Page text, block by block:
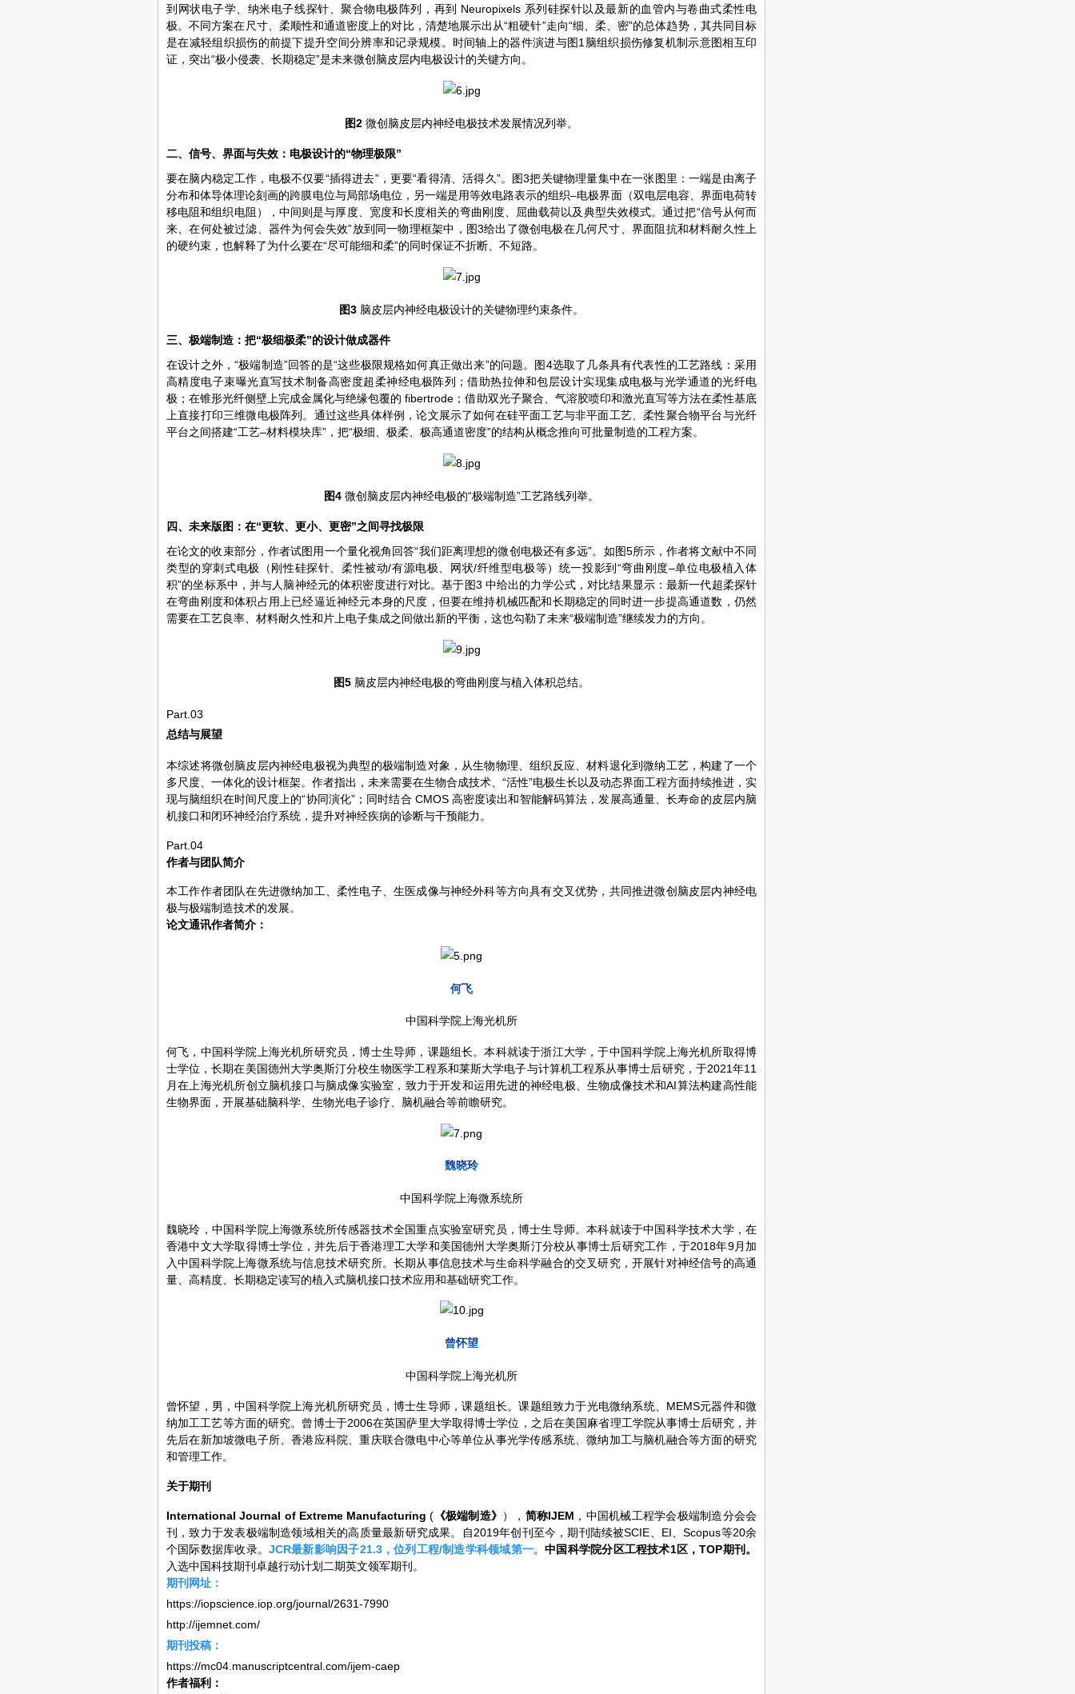
到网状电子学、纳米电子线探针、聚合物电极阵列，再到 Neuropixels 系列硅探针以及最新的血管内与卷曲式柔性电
极。不同方案在尺寸、柔顺性和通道密度上的对比，清楚地展示出从“粗硬针”走向“细、柔、密”的总体趋势，其共同目标
是在减轻组织损伤的前提下提升空间分辨率和记录规模。时间轴上的器件演进与图1脑组织损伤修复机制示意图相互印
证，突出“极小侵袭、长期稳定”是未来微创脑皮层内电极设计的关键方向。
图2 微创脑皮层内神经电极技术发展情况列举。
二、信号、界面与失效：电极设计的“物理极限”
要在脑内稳定工作，电极不仅要“插得进去”，更要“看得清、活得久”。图3把关键物理量集中在一张图里：一端是由离子
分布和体导体理论刻画的跨膜电位与局部场电位，另一端是用等效电路表示的组织–电极界面（双电层电容、界面电荷转
移电阻和组织电阻），中间则是与厚度、宽度和长度相关的弯曲刚度、屈曲载荷以及典型失效模式。通过把“信号从何而
来、在何处被过滤、器件为何会失效”放到同一物理框架中，图3给出了微创电极在几何尺寸、界面阻抗和材料耐久性上
的硬约束，也解释了为什么要在“尽可能细和柔”的同时保证不折断、不短路。
图3 脑皮层内神经电极设计的关键物理约束条件。
三、极端制造：把“极细极柔”的设计做成器件
在设计之外，“极端制造”回答的是“这些极限规格如何真正做出来”的问题。图4选取了几条具有代表性的工艺路线：采用
高精度电子束曝光直写技术制备高密度超柔神经电极阵列；借助热拉伸和包层设计实现集成电极与光学通道的光纤电
极；在锥形光纤侧壁上完成金属化与绝缘包覆的 fibertrode；借助双光子聚合、气溶胶喷印和激光直写等方法在柔性基底
上直接打印三维微电极阵列。通过这些具体样例，论文展示了如何在硅平面工艺与非平面工艺、柔性聚合物平台与光纤
平台之间搭建“工艺–材料模块库”，把“极细、极柔、极高通道密度”的结构从概念推向可批量制造的工程方案。
图4 微创脑皮层内神经电极的“极端制造”工艺路线列举。
四、未来版图：在“更软、更小、更密”之间寻找极限
在论文的收束部分，作者试图用一个量化视角回答“我们距离理想的微创电极还有多远”。如图5所示，作者将文献中不同
类型的穿刺式电极（刚性硅探针、柔性被动/有源电极、网状/纤维型电极等）统一投影到“弯曲刚度–单位电极植入体
积”的坐标系中，并与人脑神经元的体积密度进行对比。基于图3 中给出的力学公式，对比结果显示：最新一代超柔探针
在弯曲刚度和体积占用上已经逼近神经元本身的尺度，但要在维持机械匹配和长期稳定的同时进一步提高通道数，仍然
需要在工艺良率、材料耐久性和片上电子集成之间做出新的平衡，这也勾勒了未来“极端制造”继续发力的方向。
图5 脑皮层内神经电极的弯曲刚度与植入体积总结。
Part.03
总结与展望
本综述将微创脑皮层内神经电极视为典型的极端制造对象，从生物物理、组织反应、材料退化到微纳工艺，构建了一个
多尺度、一体化的设计框架。作者指出，未来需要在生物合成技术、“活性”电极生长以及动态界面工程方面持续推进，实
现与脑组织在时间尺度上的“协同演化”；同时结合 CMOS 高密度读出和智能解码算法，发展高通量、长寿命的皮层内脑
机接口和闭环神经治疗系统，提升对神经疾病的诊断与干预能力。
Part.04
作者与团队简介
本工作作者团队在先进微纳加工、柔性电子、生医成像与神经外科等方向具有交叉优势，共同推进微创脑皮层内神经电
极与极端制造技术的发展。
论文通讯作者简介：
何飞
中国科学院上海光机所
何飞，中国科学院上海光机所研究员，博士生导师，课题组长。本科就读于浙江大学，于中国科学院上海光机所取得博
士学位，长期在美国德州大学奥斯汀分校生物医学工程系和莱斯大学电子与计算机工程系从事博士后研究，于2021年11
月在上海光机所创立脑机接口与脑成像实验室，致力于开发和运用先进的神经电极、生物成像技术和AI算法构建高性能
生物界面，开展基础脑科学、生物光电子诊疗、脑机融合等前瞻研究。
魏晓玲
中国科学院上海微系统所
魏晓玲，中国科学院上海微系统所传感器技术全国重点实验室研究员，博士生导师。本科就读于中国科学技术大学，在
香港中文大学取得博士学位，并先后于香港理工大学和美国德州大学奥斯汀分校从事博士后研究工作，于2018年9月加
入中国科学院上海微系统与信息技术研究所。长期从事信息技术与生命科学融合的交叉研究，开展针对神经信号的高通
量、高精度、长期稳定读写的植入式脑机接口技术应用和基础研究工作。
曾怀望
中国科学院上海光机所
曾怀望，男，中国科学院上海光机所研究员，博士生导师，课题组长。课题组致力于光电微纳系统、MEMS元器件和微
纳加工工艺等方面的研究。曾博士于2006在英国萨里大学取得博士学位，之后在美国麻省理工学院从事博士后研究，并
先后在新加坡微电子所、香港应科院、重庆联合微电中心等单位从事光学传感系统、微纳加工与脑机融合等方面的研究
和管理工作。
关于期刊
International Journal of Extreme Manufacturing ( 《极端制造》 ）， 简称IJEM ，中国机械工程学会极端制造分会会
刊，致力于发表极端制造领域相关的高质量最新研究成果。自2019年创刊至今，期刊陆续被SCIE、EI、Scopus等20余
个国际数据库收录。JCR最新影响因子21.3，位列工程/制造学科领域第一。中国科学院分区工程技术1区，TOP期刊。
入选中国科技期刊卓越行动计划二期英文领军期刊。
期刊网址：
https://iopscience.iop.org/journal/2631-7990
http://ijemnet.com/
期刊投稿：
https://mc04.manuscriptcentral.com/ijem-caep
作者福利：